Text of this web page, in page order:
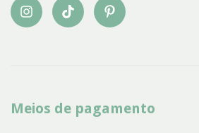
Meios de pagamento